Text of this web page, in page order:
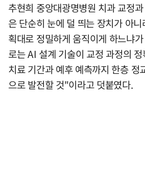
추현희 중앙대광명병원 치과 교정
은 단순히 눈에 덜 띄는 장치가 아
획대로 정밀하게 움직이게 하느냐
로는 AI 설계 기술이 교정 과정의
치료 기간과 예후 예측까지 한층 정
으로 발전할 것"이라고 덧붙였다.